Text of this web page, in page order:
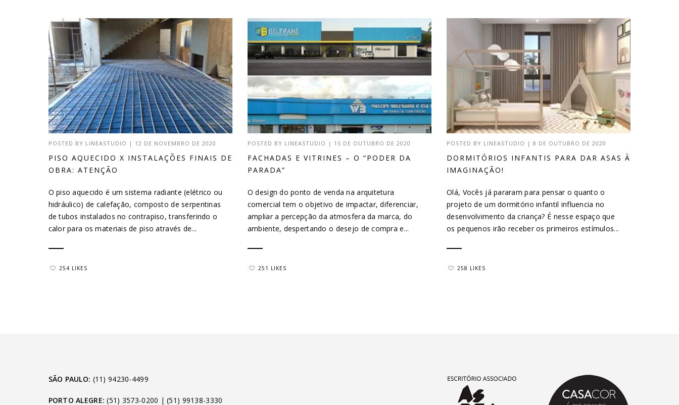
POSTED BY LINEASTUDIO | 12 DE NOVEMBRO DE 2020
PISO AQUECIDO X INSTALAÇÕES FINAIS DE
OBRA: ATENÇÃO
O piso aquecido é um sistema radiante (elétrico ou
hidráulico) de calefação, composto de serpentinas
de tubos instalados no contrapiso, transferindo o
calor para os materiais de piso através de...
254 LIKES
POSTED BY LINEASTUDIO | 15 DE OUTUBRO DE 2020
FACHADAS E VITRINES – O “PODER DA
PARADA”
O design do ponto de venda na arquitetura
comercial tem o objetivo de impactar, diferenciar,
ampliar a percepção da atmosfera da marca, do
ambiente, despertando o desejo de compra e...
251 LIKES
POSTED BY LINEASTUDIO |8 DE OUTUBRO DE 2020
DORMITÓRIOS INFANTIS PARA DAR ASAS À
IMAGINAÇÃO!
Olá, Vocês já pararam para pensar o quanto o
projeto de um dormitório infantil influencia no
desenvolvimento da criança? É nesse espaço que
os pequenos irão receber os primeiros estímulos...
258 LIKES
SÃO PAULO: (11) 94230-4499
PORTO ALEGRE: (51) 3573-0200 |(51) 99138-3330